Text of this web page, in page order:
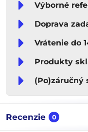
Výborné
Doprava
Vrátenie do
Produkty
(Po)záručný
Recenzie 0